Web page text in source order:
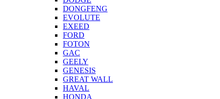
DONGFENG
EVOLUTE
EXEED
FORD
FOTON
GAC
GEELY
GENESIS
GREAT WALL
HAVAL
HONDA